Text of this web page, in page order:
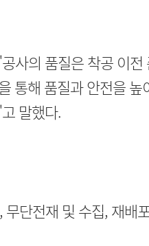
사의 품질은 착공 이
통해 품질과 안전을
말했다.
단전재 및 수집, 재배